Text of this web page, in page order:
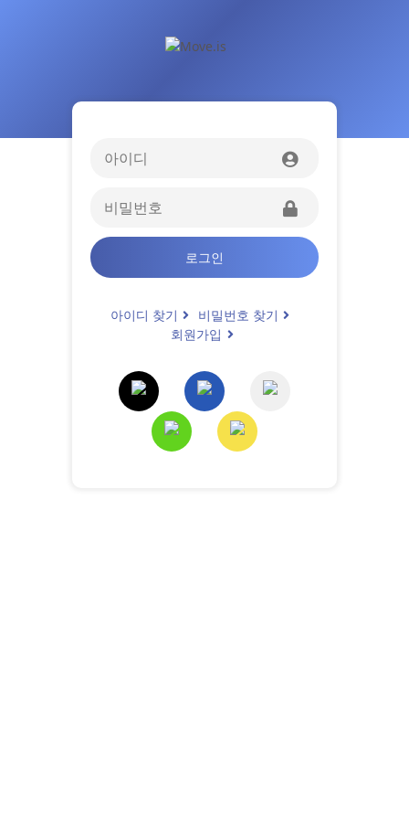
로그인
아이디 찾기
비밀번호 찾기
회원가입